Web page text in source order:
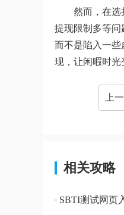
然而，在选
提现限制多等问
而不是陷入一些
现，让闲暇时光
上
相关攻略
SBTI测试网页